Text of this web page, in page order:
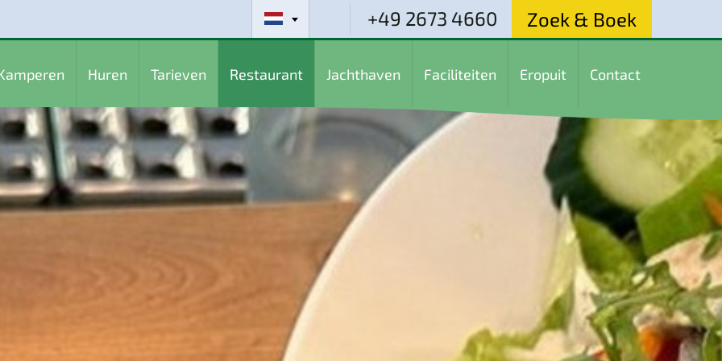
+49 2673 4660 Zoek & Boek
Huren Tarieven Restaurant Jachthaven Faciliteiten Eropuit Contact